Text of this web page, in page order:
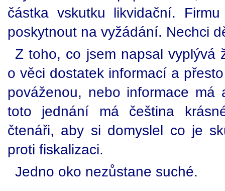
částka vskutku likvidační.
poskytnout na vyžádání. Nechci
Z toho, co jsem napsal vyplývá
o věci dostatek informací a
pováženou, nebo informace má
toto jednání má čeština
čtenáři, aby si domyslel co je
proti fiskalizaci.
Jedno oko nezůstane suché.